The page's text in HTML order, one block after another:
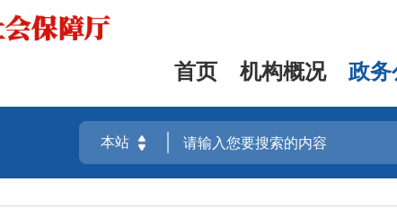
首页 机构概况 政务